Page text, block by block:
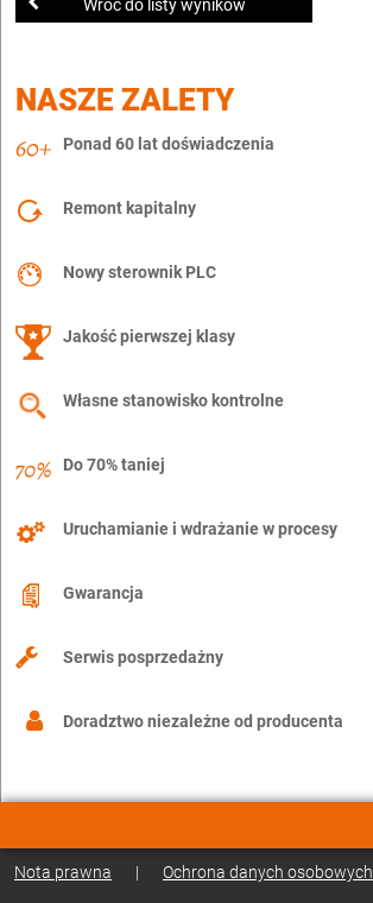
Wróć do listy wyników
NASZE ZALETY
Ponad 60 lat doświadczenia
Remont kapitalny
Nowy sterownik PLC
Jakość pierwszej klasy
Własne stanowisko kontrolne
Do 70% taniej
Uruchamianie i wdrażanie w procesy
Gwarancja
Serwis posprzedażny
Doradztwo niezależne od producenta
Nota prawna | Ochrona danych osobowych